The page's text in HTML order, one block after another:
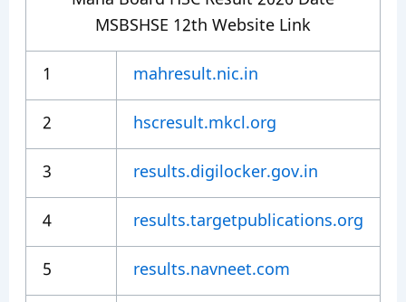
MSBSHSE 12th Website Link
1 mahresult.nic.in
2 hscresult.mkcl.org
3 results.digilocker.gov.in
4 results.targetpublications.org
5 results.navneet.com